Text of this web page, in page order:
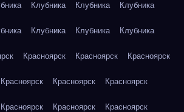
Клубника Клубника Клубника
Клубника Клубника Клубника
Красноярск Красноярск Красноярск
Красноярск Красноярск Красноярск
Красноярск Красноярск Красноярск